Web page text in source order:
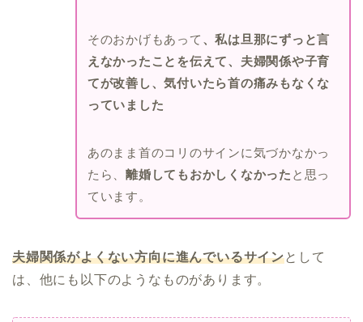
そのおかげもあって 、私は旦那にずっと言
えなかったことを伝えて、夫婦関係や子育
てが改善し、気付いたら首の痛みもなくな
っていました
あのまま首のコリのサインに気づかなかっ
たら、離婚してもおかしくなかった と思っ
ています。
夫婦関係がよくない方向に進んでいるサインとして
は、他にも以下のようなものがあります。